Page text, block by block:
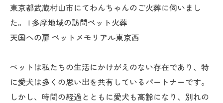
東京都武蔵村山市にてわんちゃんのご火葬に伺いまし
た。 | 多摩地域の訪問ペット火葬
天国への扉 ペットメモリアル東京西
ペットは私たちの生活にかけがえのない存在であり、特
に愛犬は多くの思い出を共有しているパートナーです。
しかし、時間の経過とともに愛犬も高齢になり、別れの